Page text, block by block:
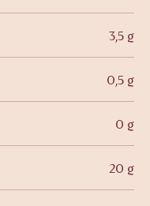
3,5 g
0,5 g
0 g
20 g